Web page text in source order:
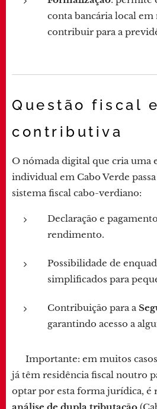
conta bancária local
contribuir para a
Questão fiscal e
contributiva
O nómada digital que cria uma
individual em Cabo Verde
sistema fiscal cabo-verdiano:
Declaração e
rendimento.
Possibilidade de
simplificados para
Contribuição para a
garantindo acesso a
👉 Importante: em muitos
já têm residência fiscal noutro
optar por esta forma jurídica, é